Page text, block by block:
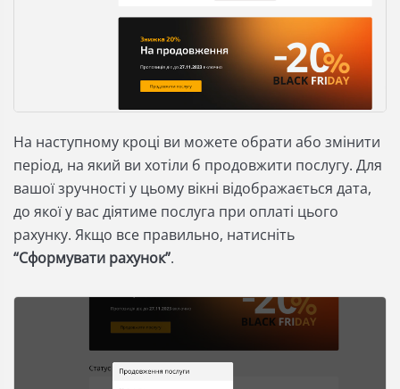
На наступному кроці ви можете обрати або змінити
період, на який ви хотіли б продовжити послугу. Для
вашої зручності у цьому вікні відображається дата,
до якої у вас діятиме послуга при оплаті цього
рахунку. Якщо все правильно, натисніть
“Сформувати рахунок”.